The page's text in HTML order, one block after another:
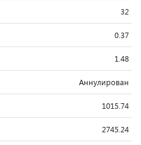
32
0.37
1.48
Аннулирован
1015.74
2745.24